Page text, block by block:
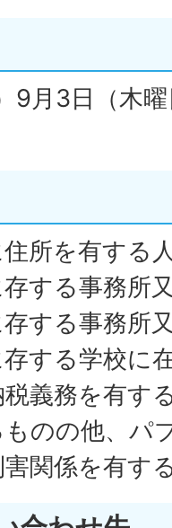
9月3日（木
所を有する
する事務所
する事務所
する学校に
義務を有す
のの他、パ
関係を有す